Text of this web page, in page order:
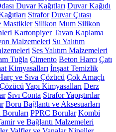
Duvar Kağıtları Duvar Kağıdı
Strafor Duvar Çıtası
Mastikler Silikon Mum Silikon
Kartonpiyer Tavan Kaplama
Malzemeleri Su Yalıtım
Ses Yalıtım Malzemeleri
Tuğla Çimento Beton Harcı Çatı
Kimyasalları İnşaat Temizlik
ve Sıva Çözücü Çok Amaçlı
Yapı Kimyasalları Derz
Sıvı Conta Strafor Yapıştırılar
Boru Bağlantı ve Aksesuarları
Boruları PPRC Borular Kombi
ve Bağlantı Malzemeleri